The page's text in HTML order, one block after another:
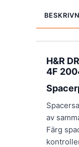
H&R
4F
av
Färg